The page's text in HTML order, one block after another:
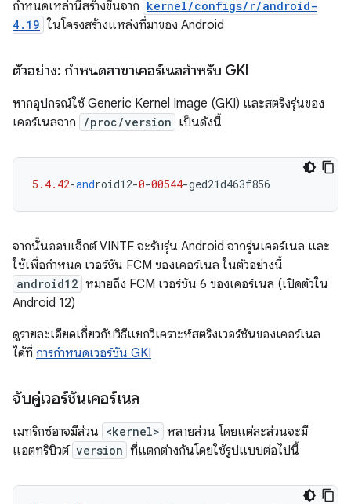
กำหนดเหล่านี้สร้างขึ้นจาก kernel/configs/r/android-
4.19 ในโครงสร้างแหล่งที่มาของ Android
ตัวอย่าง: กำหนดสาขาเคอร์เนลสำหรับ GKI
หากอุปกรณ์ใช้ Generic Kernel Image (GKI) และสตริงรุ่นของ
เคอร์เนลจาก
/proc/version เป็นดังนี้
5.4.42-android12-0-00544-ged21d463f856
จากนั้นออบเจ็กต์ VINTF จะรับรุ่น Android จากรุ่นเคอร์เนล และ
ใช้เพื่อกำหนด เวอร์ชัน FCM ของเคอร์เนล ในตัวอย่างนี้
android12 หมายถึง FCM เวอร์ชัน 6 ของเคอร์เนล (เปิดตัวใน
Android 12)
ดูรายละเอียดเกี่ยวกับวิธีแยกวิเคราะห์สตริงเวอร์ชันของเคอร์เนล
ได้ที่ การกำหนดเวอร์ชัน GKI
จับคู่เวอร์ชันเคอร์เนล
เมทริกซ์อาจมีส่วน <kernel> หลายส่วน โดยแต่ละส่วนจะมี
แอตทริบิวต์ version ที่แตกต่างกันโดยใช้รูปแบบต่อไปนี้